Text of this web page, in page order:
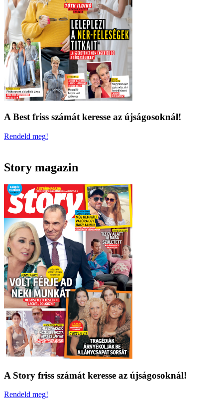
A Best friss számát keresse az újságosoknál!
Rendeld meg!
Story magazin
A Story friss számát keresse az újságosoknál!
Rendeld meg!